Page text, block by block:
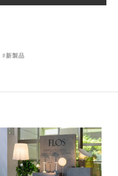
新製品